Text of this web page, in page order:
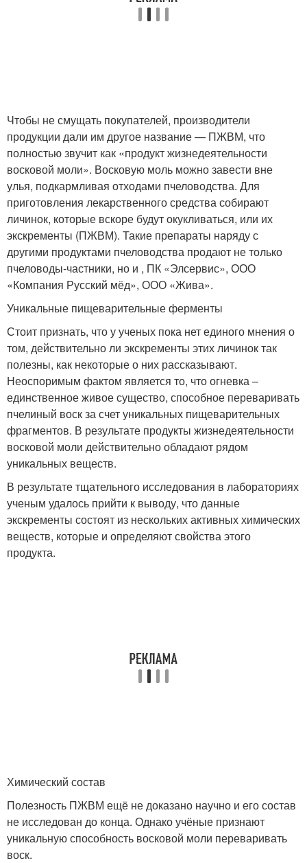
Чтобы не смущать покупателей, производители
продукции дали им другое название — ПЖВМ, что
полностью звучит как «продукт жизнедеятельности
восковой моли». Восковую моль можно завести вне
улья, подкармливая отходами пчеловодства. Для
приготовления лекарственного средства собирают
личинок, которые вскоре будут окукливаться, или их
экскременты (ПЖВМ). Такие препараты наряду с
другими продуктами пчеловодства продают не только
пчеловоды-частники, но и , ПК «Элсервис», ООО
«Компания Русский мёд», ООО «Жива».
Уникальные пищеварительные ферменты
Стоит признать, что у ученых пока нет единого мнения о
том, действительно ли экскременты этих личинок так
полезны, как некоторые о них рассказывают.
Неоспоримым фактом является то, что огневка –
единственное живое существо, способное переваривать
пчелиный воск за счет уникальных пищеварительных
фрагментов. В результате продукты жизнедеятельности
восковой моли действительно обладают рядом
уникальных веществ.
В результате тщательного исследования в лабораториях
ученым удалось прийти к выводу, что данные
экскременты состоят из нескольких активных химических
веществ, которые и определяют свойства этого
продукта.
Химический состав
Полезность ПЖВМ ещё не доказано научно и его состав
не исследован до конца. Однако учёные признают
уникальную способность восковой моли переваривать
воск.